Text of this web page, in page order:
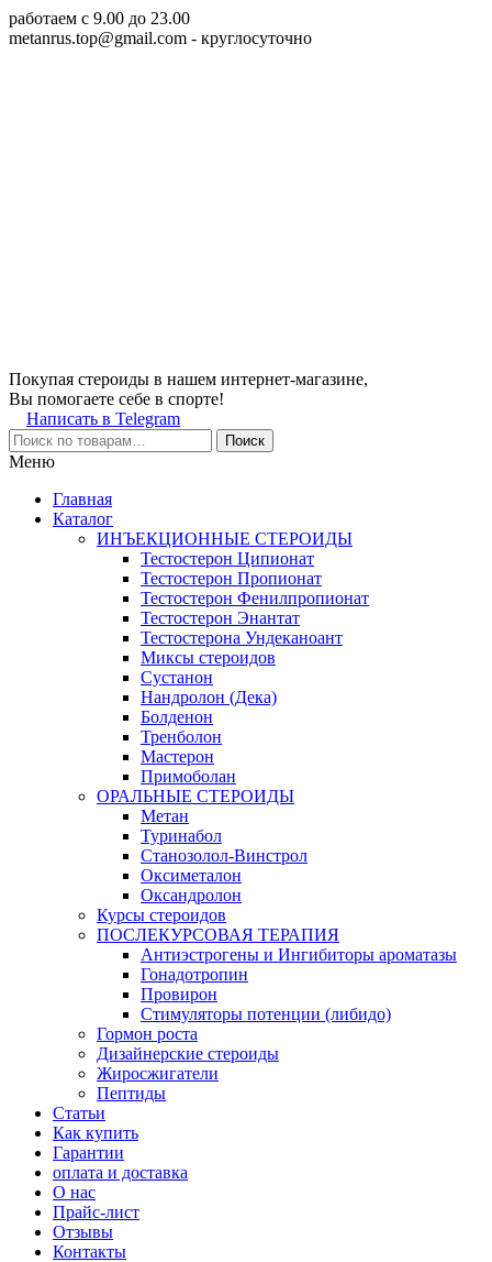
работаем c 9.00 до 23.00
metanrus.top@gmail.com - круглосуточно
Покупая стероиды в нашем интернет-магазине,
Вы помогаете себе в спорте!
Написать в Telegram
Поиск
Меню
Главная
Каталог
ИНЪЕКЦИОННЫЕ СТЕРОИДЫ
Тестостерон Ципионат
Тестостерон Пропионат
Тестостерон Фенилпропионат
Тестостерон Энантат
Тестостерона Ундеканоант
Миксы стероидов
Сустанон
Нандролон (Дека)
Болденон
Тренболон
Мастерон
Примоболан
ОРАЛЬНЫЕ СТЕРОИДЫ
Метан
Туринабол
Станозолол-Винстрол
Оксиметалон
Оксандролон
Курсы стероидов
ПОСЛЕКУРСОВАЯ ТЕРАПИЯ
Антиэстрогены и Ингибиторы ароматазы
Гонадотропин
Провирон
Стимуляторы потенции (либидо)
Гормон роста
Дизайнерские стероиды
Жиросжигатели
Пептиды
Статьи
Как купить
Гарантии
оплата и доставка
О нас
Прайс-лист
Отзывы
Контакты